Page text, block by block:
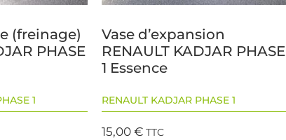
(freinage)
PHASE
1
Vase d’expansion
RENAULT KADJAR PHASE
1 Essence
RENAULT KADJAR PHASE 1
15,00€ TTC